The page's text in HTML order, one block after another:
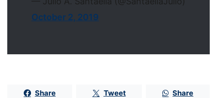
October 2, 2019
Share Tweet Share